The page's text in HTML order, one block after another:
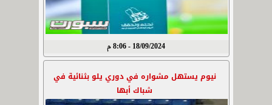
18/09/2024 - 8:06 م
نيوم يستهل مشواره في دوري يلو بثنائية في
شباك أبها